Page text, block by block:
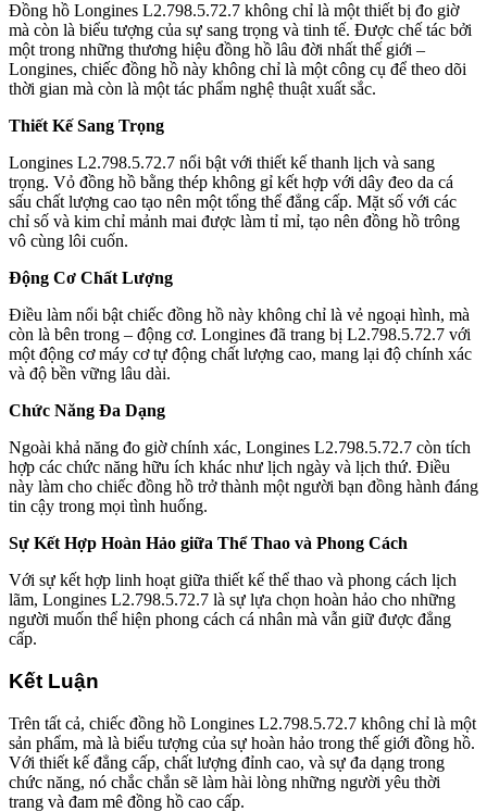
Đồng hồ Longines L2.798.5.72.7 không chỉ là một thiết bị đo giờ
mà còn là biểu tượng của sự sang trọng và tinh tế. Được chế tác bởi
một trong những thương hiệu đồng hồ lâu đời nhất thế giới –
Longines, chiếc đồng hồ này không chỉ là một công cụ để theo dõi
thời gian mà còn là một tác phẩm nghệ thuật xuất sắc.
Thiết Kế Sang Trọng
Longines L2.798.5.72.7 nổi bật với thiết kế thanh lịch và sang
trọng. Vỏ đồng hồ bằng thép không gỉ kết hợp với dây đeo da cá
sấu chất lượng cao tạo nên một tổng thể đẳng cấp. Mặt số với các
chỉ số và kim chỉ mảnh mai được làm tỉ mỉ, tạo nên đồng hồ trông
vô cùng lôi cuốn.
Động Cơ Chất Lượng
Điều làm nổi bật chiếc đồng hồ này không chỉ là vẻ ngoại hình, mà
còn là bên trong – động cơ. Longines đã trang bị L2.798.5.72.7 với
một động cơ máy cơ tự động chất lượng cao, mang lại độ chính xác
và độ bền vững lâu dài.
Chức Năng Đa Dạng
Ngoài khả năng đo giờ chính xác, Longines L2.798.5.72.7 còn tích
hợp các chức năng hữu ích khác như lịch ngày và lịch thứ. Điều
này làm cho chiếc đồng hồ trở thành một người bạn đồng hành đáng
tin cậy trong mọi tình huống.
Sự Kết Hợp Hoàn Hảo giữa Thể Thao và Phong Cách
Với sự kết hợp linh hoạt giữa thiết kế thể thao và phong cách lịch
lãm, Longines L2.798.5.72.7 là sự lựa chọn hoàn hảo cho những
người muốn thể hiện phong cách cá nhân mà vẫn giữ được đẳng
cấp.
Kết Luận
Trên tất cả, chiếc đồng hồ Longines L2.798.5.72.7 không chỉ là một
sản phẩm, mà là biểu tượng của sự hoàn hảo trong thế giới đồng hồ.
Với thiết kế đẳng cấp, chất lượng đỉnh cao, và sự đa dạng trong
chức năng, nó chắc chắn sẽ làm hài lòng những người yêu thời
trang và đam mê đồng hồ cao cấp.